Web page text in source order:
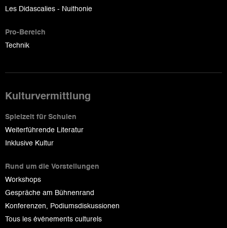
Les Didascalies - Nuithonie
Pro-Bereich
Technik
Kulturvermittlung
Spielzeit für Schulen
Weiterführende Literatur
Inklusive Kultur
Rund um die Vorstellungen
Workshops
Gespräche am Bühnenrand
Konferenzen, Podiumsdiskussionen
Tous les événements culturels